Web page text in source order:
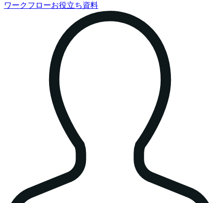
ワークフローお役立ち資料